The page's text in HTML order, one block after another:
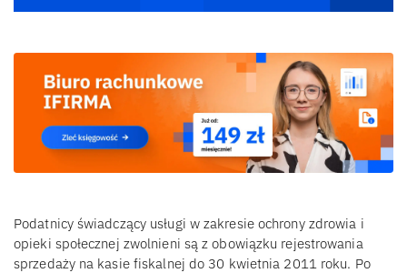
Podatnicy świadczący usługi w zakresie ochrony zdrowia i
opieki społecznej zwolnieni są z obowiązku rejestrowania
sprzedaży na kasie fiskalnej do 30 kwietnia 2011 roku. Po